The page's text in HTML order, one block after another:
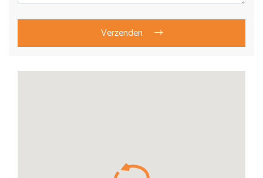
Bedrijfsnaam
Verzenden